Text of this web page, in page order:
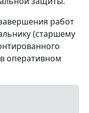
работ
(старшему
оперативном